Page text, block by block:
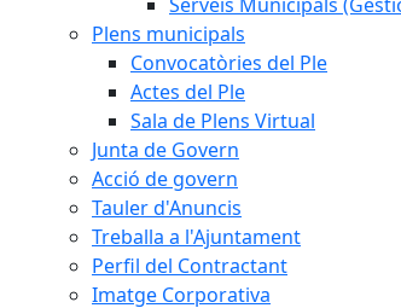
Plens municipals
Convocatòries del Ple
Actes del Ple
Sala de Plens Virtual
Junta de Govern
Acció de govern
Tauler d'Anuncis
Treballa a l'Ajuntament
Perfil del Contractant
Imatge Corporativa